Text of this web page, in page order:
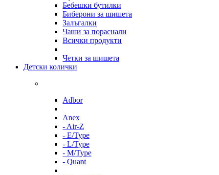
Бебешки бутилки
Биберони за шишета
Залъгалки
Чаши за пораснали
Всички продукти
Четки за шишета
Детски колички
Adbor
Anex
- Air-Z
- E/Type
- L/Type
- M/Type
- Quant